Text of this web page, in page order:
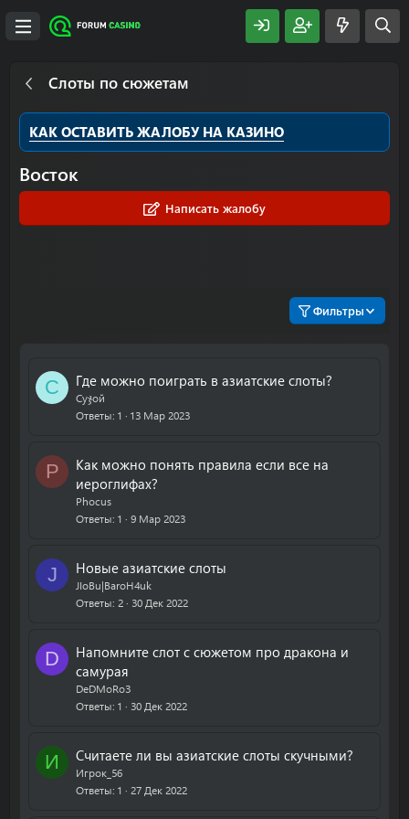
Слоты по сюжетам
КАК ОСТАВИТЬ ЖАЛОБУ НА КАЗИНО
Восток
Написать жалобу
Фильтры
С Где можно поиграть в азиатские слоты?
Суჯой
Ответы 1 13 Мар 2023
P
Как можно понять правила если все на
иероглифах?
Phocus
Ответы 1 9 Мар 2023
J Новые азиатские слоты
JIoBu|BaroH4uk
Ответы 2 30 Дек 2022
D
Напомните слот с сюжетом про дракона и
самурая
DeDMoRo3
Ответы 1 30 Дек 2022
И Считаете ли вы азиатские слоты скучными?
Игрок_56
Ответы 1 27 Дек 2022